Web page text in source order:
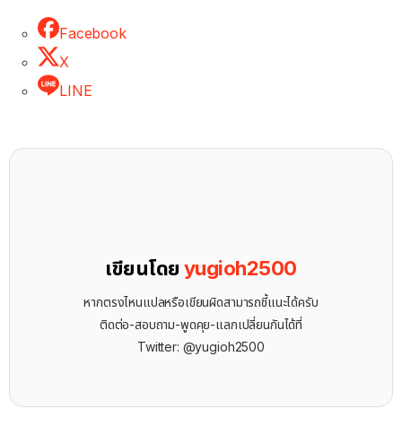
Facebook
X
LINE
เขียนโดยyugioh2500
หากตรงไหนแปลหรือเขียนผิดสามารถชี้แนะได้ครับ
ติดต่อ-สอบถาม-พูดคุย-แลกเปลี่ยนกันได้ที่
Twitter: @yugioh2500